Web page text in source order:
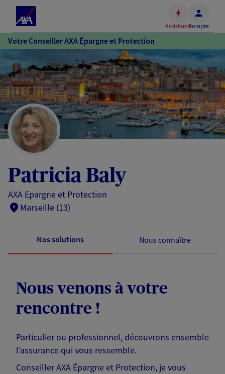
Accéder
au
contenu
principal
Accéder
au
pied
de
page
AssistanceCompte
Votre Conseiller AXA Épargne et Protection
Patricia Baly
AXA Epargne et Protection
Marseille (13)
Nos solutions Nous connaître
Nous venons à votre
rencontre !
Particulier ou professionnel, découvrons ensemble
l’assurance qui vous ressemble.
Conseiller AXA Épargne et Protection, je vous